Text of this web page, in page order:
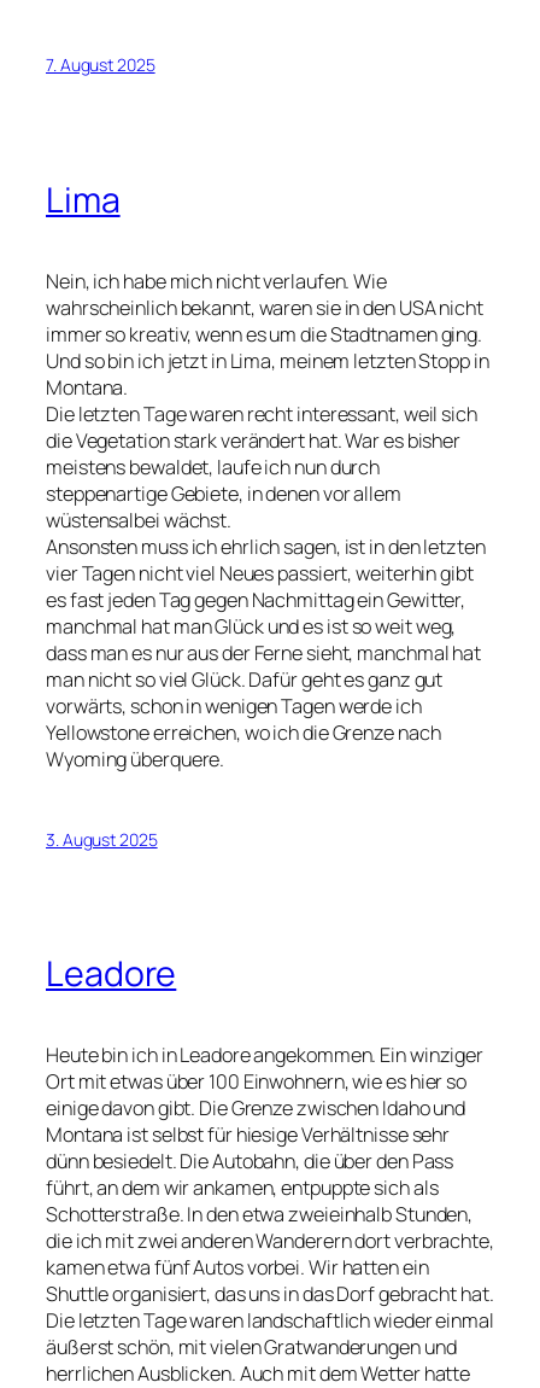
7. August 2025
Lima
Nein, ich habe mich nicht verlaufen. Wie
wahrscheinlich bekannt, waren sie in den USA nicht
immer so kreativ, wenn es um die Stadtnamen ging.
Und so bin ich jetzt in Lima, meinem letzten Stopp in
Montana.
Die letzten Tage waren recht interessant, weil sich
die Vegetation stark verändert hat. War es bisher
meistens bewaldet, laufe ich nun durch
steppenartige Gebiete, in denen vor allem
wüstensalbei wächst.
Ansonsten muss ich ehrlich sagen, ist in den letzten
vier Tagen nicht viel Neues passiert, weiterhin gibt
es fast jeden Tag gegen Nachmittag ein Gewitter,
manchmal hat man Glück und es ist so weit weg,
dass man es nur aus der Ferne sieht, manchmal hat
man nicht so viel Glück. Dafür geht es ganz gut
vorwärts, schon in wenigen Tagen werde ich
Yellowstone erreichen, wo ich die Grenze nach
Wyoming überquere.
3. August 2025
Leadore
Heute bin ich in Leadore angekommen. Ein winziger
Ort mit etwas über 100 Einwohnern, wie es hier so
einige davon gibt. Die Grenze zwischen Idaho und
Montana ist selbst für hiesige Verhältnisse sehr
dünn besiedelt. Die Autobahn, die über den Pass
führt, an dem wir ankamen, entpuppte sich als
Schotterstraße. In den etwa zweieinhalb Stunden,
die ich mit zwei anderen Wanderern dort verbrachte,
kamen etwa fünf Autos vorbei. Wir hatten ein
Shuttle organisiert, das uns in das Dorf gebracht hat.
Die letzten Tage waren landschaftlich wieder einmal
äußerst schön, mit vielen Gratwanderungen und
herrlichen Ausblicken. Auch mit dem Wetter hatte